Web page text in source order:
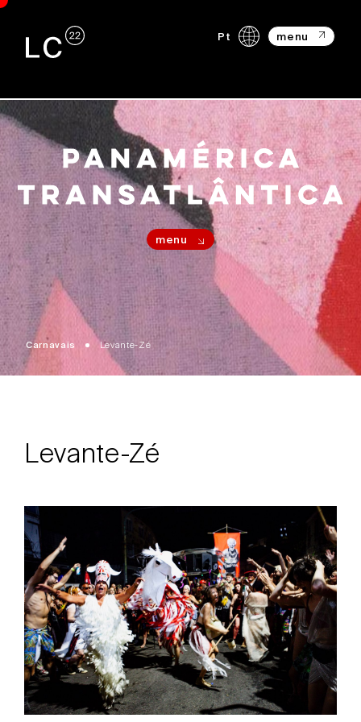
Pt menu
menu
Carnavais Levante-Zé
Levante-Zé